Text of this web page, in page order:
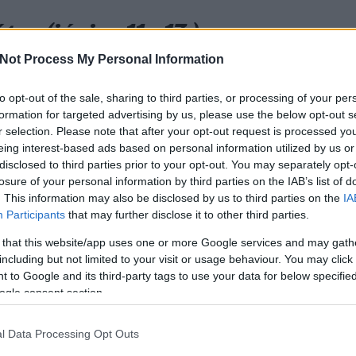
Process My Personal Information
opt-out of the sale, sharing to third parties, or processing of your
for targeted advertising by us, please use the below opt-out
selection. Please note that after your opt-out request is processed
interest-based ads based on personal information utilized by us
to third parties prior to your opt-out. You may separately
of your personal information by third parties on the IAB’s list of
This information may also be disclosed by us to third parties on the
Participants that may further disclose it to other third parties.
that this website/app uses one or more Google services and may
but not limited to your visit or usage behaviour. You may
to Google and its third-party tags to use your data for below
consent section.
Data Processing Opt Outs
(június 11 - 17.)
- 2011) Sebestyén Attila (1943 - 2001) Rotarides Mihály
Salvatore (1901 - 1968) Pass László (1893 - 1973) Kapás
Borszörcsökön Selényi Antal Ferenc (1928 - 2009)
1993) László…
TOVÁBB
Szólj hozzá!
költészet újságírás mezőgazdaság orvostudomány
Tihany Pápa Balatonfüred
A